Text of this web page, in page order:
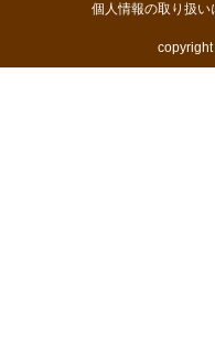
個人情報の取り扱い